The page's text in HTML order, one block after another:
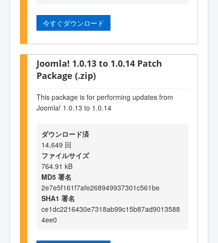
今すぐダウンロード
Joomla! 1.0.13 to 1.0.14 Patch
Package (.zip)
This package is for performing updates from
Joomla! 1.0.13 to 1.0.14
ダウンロード済
14,649 回
ファイルサイズ
764.91 kB
MD5 署名
2e7e5f161f7afe268949937301c561be
SHA1 署名
ce1dc2216430e7318ab99c15b87ad9013588
4ee0